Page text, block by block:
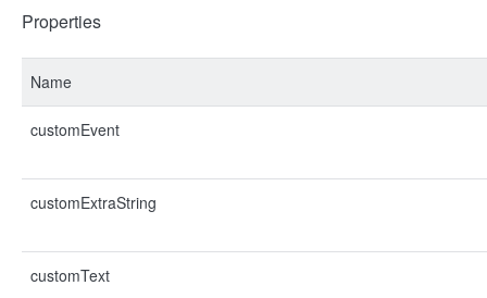
Properties
Name
customEvent
customExtraString
customText